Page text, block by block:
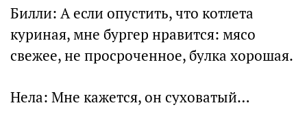
Билли: А если опустить, что котлета
куриная, мне бургер нравится: мясо
свежее, не просроченное, булка хорошая.
Нела: Мне кажется, он суховатый…